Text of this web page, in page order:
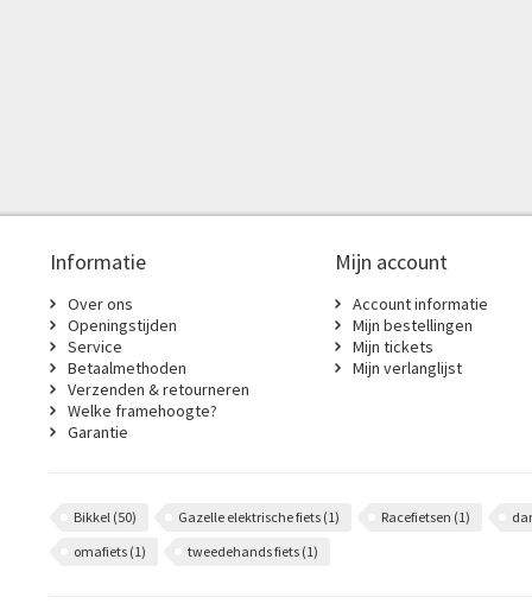
Informatie
Over ons
Openingstijden
Service
Betaalmethoden
Verzenden & retourneren
Welke framehoogte?
Garantie
Mijn account
Account informatie
Mijn bestellingen
Mijn tickets
Mijn verlanglijst
Bikkel (50) Gazelle elektrische fiets (1) Racefietsen (1)
omafiets (1) tweedehands fiets (1)